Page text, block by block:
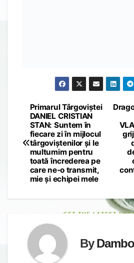
Post
navigation
Primarul Târgoviștei
DANIEL CRISTIAN
STAN: Suntem în
fiecare zi în mijlocul
târgoviștenilor și le
multumim pentru
toată încrederea pe
care ne-o transmit,
mie și echipei mele
By